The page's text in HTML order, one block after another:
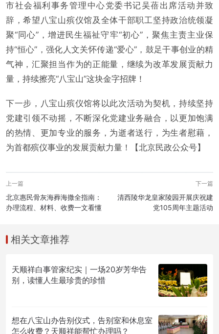
市社会福利事务管理中心党委书记吴蓓出席活动并致
辞，希望八宝山殡仪馆及全体干部职工坚持政治统领凝
聚“同心”，增进民生福祉守牢“初心”，聚焦主责主业保
持“恒心”，强化人文关怀传递“爱心”，鼓足干事创业的精
气神，汇聚担当作为的正能量，继续为改革发展贡献力
量，持续擦亮“八宝山”这块金字招牌！
下一步，八宝山殡仪馆将以此次活动为契机，持续坚持
党建引领不动摇，不断深化党建业务融合，以更加饱满
的热情、更加专业的服务，为逝者送行，为生者慰藉，
为首都殡仪事业的发展贡献力量！【北京民政公众号】
上一篇
北京惠民骨灰海葬海撒全指南：
办理流程、材料、收费一文看懂
下一篇
清西陵华龙皇家陵园开展庆祝建
党105周年主题活动
相关文章推荐
天顺祥白事管家纪实｜一场20岁芳华告
别，读懂人生最珍贵的珍惜
想在八宝山办告别仪式，告别室和休息室
怎么收费？天顺祥能帮忙办理吗？